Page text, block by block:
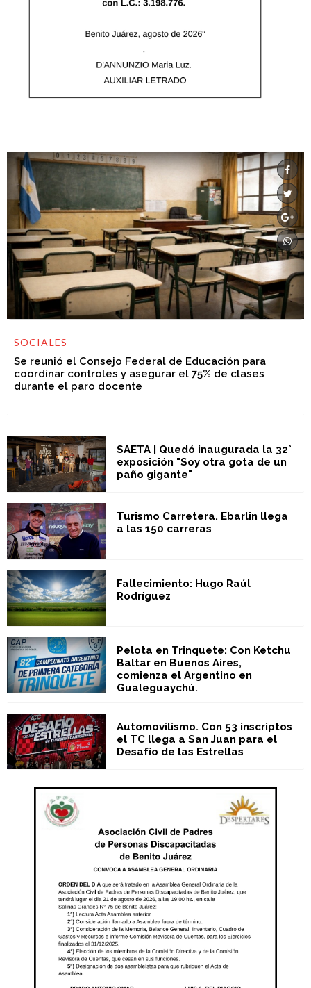
SOCIALES
Se reunió el Consejo Federal de Educación para
coordinar controles y asegurar el 75% de clases
durante el paro docente
SAETA | Quedó inaugurada la 32°
exposición "Soy otra gota de un
paño gigante"
Turismo Carretera. Ebarlin llega
a las 150 carreras
Fallecimiento: Hugo Raúl
Rodríguez
Pelota en Trinquete: Con Ketchu
Baltar en Buenos Aires,
comienza el Argentino en
Gualeguaychú.
Automovilismo. Con 53 inscriptos
el TC llega a San Juan para el
Desafío de las Estrellas